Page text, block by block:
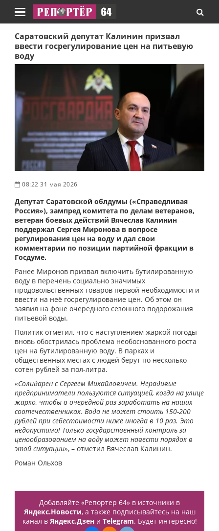
Навигация
Саратовский депутат Калинин призвал
ввести госрегулирование цен на питьевую
воду
08:22 31 мая 2026
Депутат Саратовской облдумы («Справедливая
Россия»), зампред комитета по делам ветеранов,
ветеран боевых действий Вячеслав Калинин
поддержал Сергея Миронова в вопросе
регулирования цен на воду и дал свои
комментарии по позиции партийной фракции в
Госдуме.
Ранее Миронов призвал включить бутилированную
воду в перечень социально значимых
продовольственных товаров первой необходимости и
ввести на неё госрегулирование цен. Об этом он
заявил на фоне очередного сезонного подорожания
питьевой воды.
Политик отметил, что с наступлением жаркой погоды
вновь обострилась проблема необоснованного роста
цен на бутилированную воду. В парках и
общественных местах с людей берут по несколько
сотен рублей за пол-литра.
«Солидарен с Сергеем Михайловичем. Нерадивые
предприниматели пользуются ситуацией, когда на улице
жарко, чтобы в очередной раз заработать на наших
соотечественниках. Вода не может стоить 150-200
рублей при себестоимости ниже иногда в 10 раз. Это
недопустимо! Только государственный контроль за
ценообразованием на воду может навести порядок в
этой ситуации», – отметил Вячеслав Калинин.
Роман Ольхов
Добавляйте «Репортер 64» в источники в
Яндекс.Новости, а также подписывайтесь на наш
канал в Яндекс.Дзени Telegram. Будет интересно!